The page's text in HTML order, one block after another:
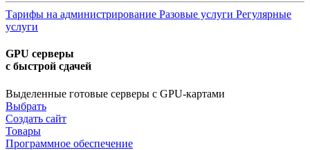
Тарифы на администрирование Разовые услуги Регулярные
услуги
GPU серверы
с быстрой сдачей
Выделенные готовые серверы с GPU-картами
Выбрать
Создать сайт
Товары
Программное обеспечение